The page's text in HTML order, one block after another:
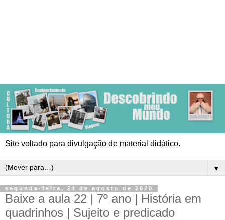
Site voltado para divulgação de material didático.
▼
segunda-feira, 24 de agosto de 2020
Baixe a aula 22 | 7º ano | História em
quadrinhos | Sujeito e predicado